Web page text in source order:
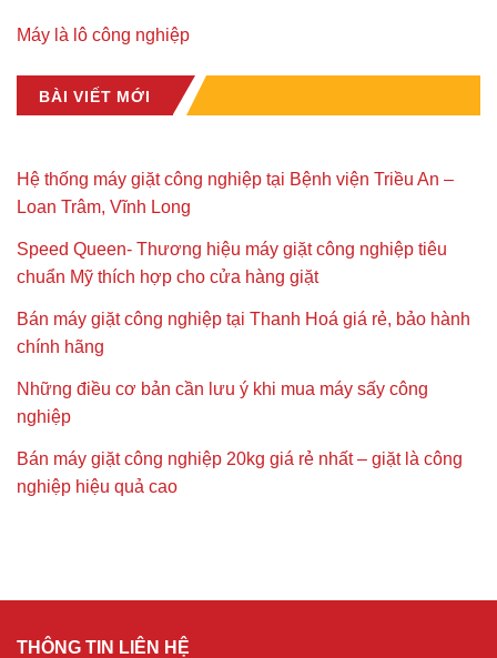
Máy là lô công nghiệp
BÀI VIẾT MỚI
Hệ thống máy giặt công nghiệp tại Bệnh viện Triều An –
Loan Trâm, Vĩnh Long
Speed Queen- Thương hiệu máy giặt công nghiệp tiêu
chuẩn Mỹ thích hợp cho cửa hàng giặt
Bán máy giặt công nghiệp tại Thanh Hoá giá rẻ, bảo hành
chính hãng
Những điều cơ bản cần lưu ý khi mua máy sấy công
nghiệp
Bán máy giặt công nghiệp 20kg giá rẻ nhất – giặt là công
nghiệp hiệu quả cao
THÔNG TIN LIÊN HỆ